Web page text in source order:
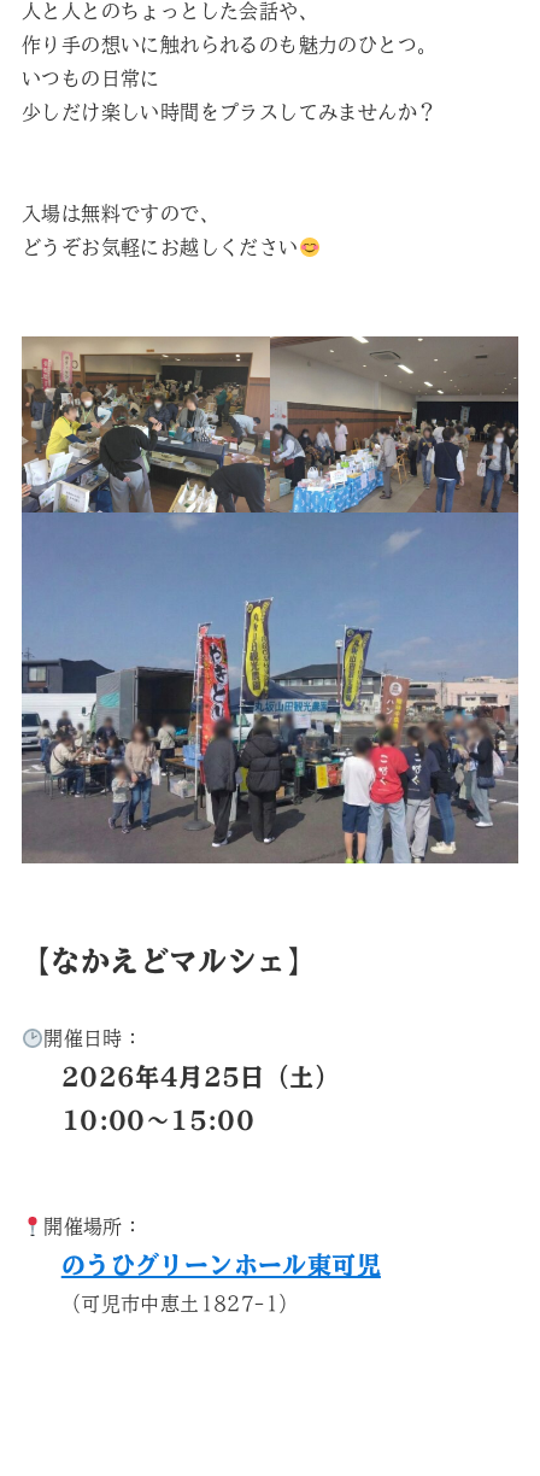
人と人とのちょっとした会話や、
作り手の想いに触れられるのも魅力のひとつ。
いつもの日常に
少しだけ楽しい時間をプラスしてみませんか？
入場は無料ですので、
どうぞお気軽にお越しください
【なかえどマルシェ】
開催日時：
2026年4月25日（土）
10:00〜15:00
開催場所：
のうひグリーンホール東可児
（可児市中恵土1827-1）